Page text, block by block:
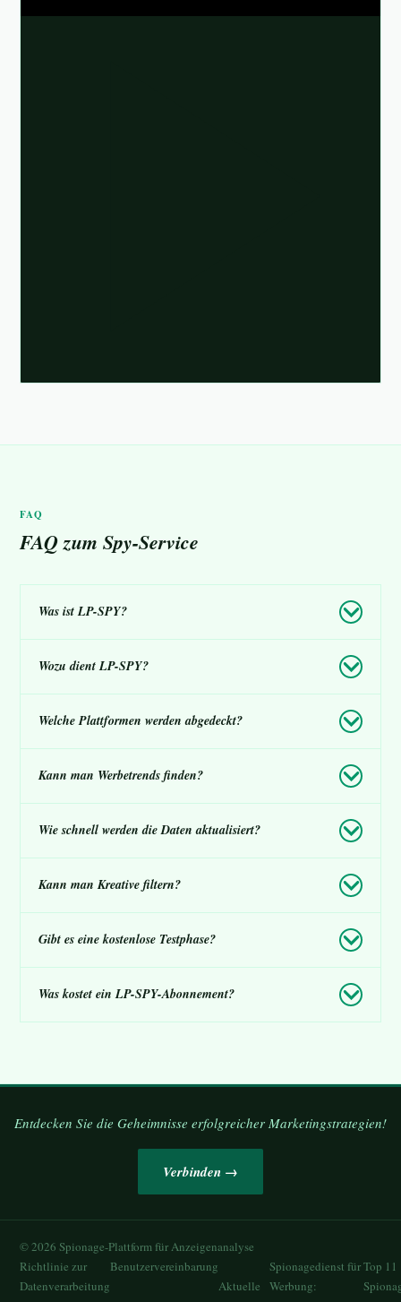
FAQ
FAQ zum Spy-Service
Was ist LP-SPY?
Wozu dient LP-SPY?
Welche Plattformen werden abgedeckt?
Kann man Werbetrends finden?
Wie schnell werden die Daten aktualisiert?
Kann man Kreative filtern?
Gibt es eine kostenlose Testphase?
Was kostet ein LP-SPY-Abonnement?
Entdecken Sie die Geheimnisse erfolgreicher Marketingstrategien!
Verbinden →
©2026 Spionage-Plattform für Anzeigenanalyse
Richtlinie zur
Datenverarbeitung
Benutzervereinbarung
Aktuelle
Spionagedienst für
Werbung:
Top 11